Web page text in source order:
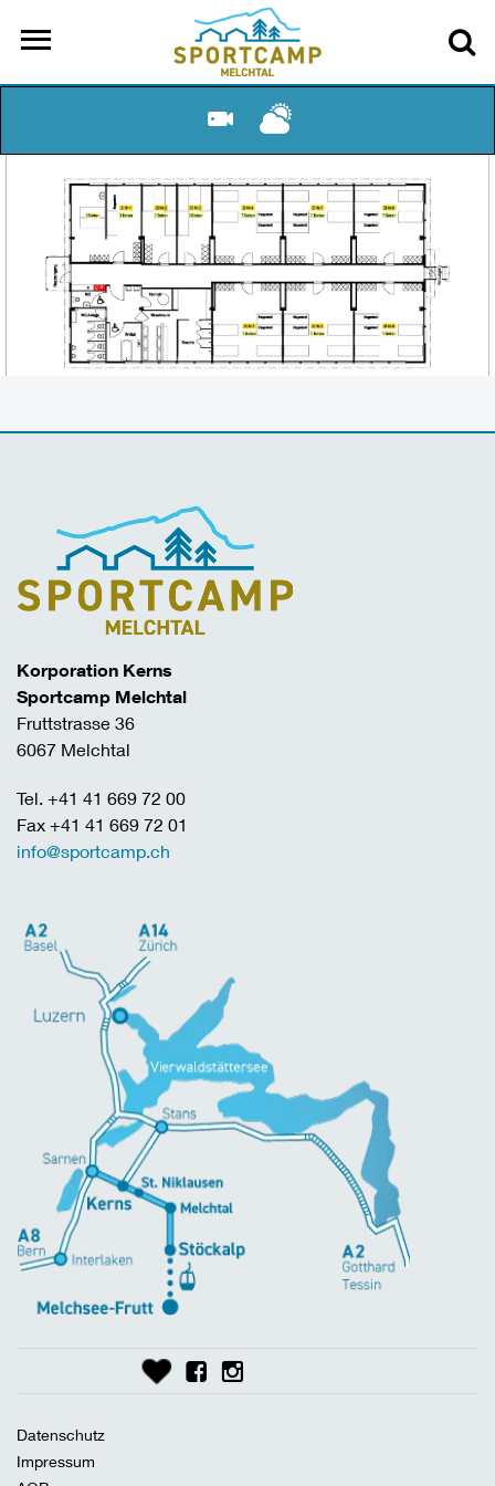
Korporation Kerns
Sportcamp Melchtal
Fruttstrasse 36
6067 Melchtal
Tel. +41 41 669 72 00
Fax +41 41 669 72 01
info@sportcamp.ch
Datenschutz
Impressum